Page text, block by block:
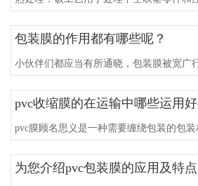
包装膜的作用都有哪些呢？
小伙伴们都应当有所通晓，包装膜被宽广
pvc收缩膜的在运输中哪些运用好
pvc膜顾名思义是一种需要缠绕包装的包装
为您介绍pvc包装膜的应用及特点